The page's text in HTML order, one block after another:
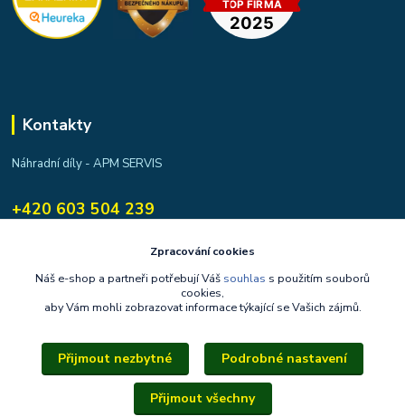
Kontakty
Náhradní díly - APM SERVIS
+420 603 504 239
apmservis@apmservis.cz
Upravit sběr cookies.
Zpracování cookies
Náš e-shop a partneři potřebují Váš souhlas s použitím souborů
cookies,
aby Vám mohli zobrazovat informace týkající se Vašich zájmů.
Přijmout nezbytné Podrobné nastavení
Přijmout všechny